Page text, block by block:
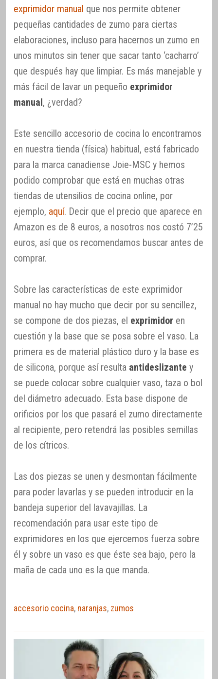
exprimidor manual que nos permite obtener
pequeñas cantidades de zumo para ciertas
elaboraciones, incluso para hacernos un zumo en
unos minutos sin tener que sacar tanto ‘cacharro’
que después hay que limpiar. Es más manejable y
más fácil de lavar un pequeño exprimidor
manual, ¿verdad?
Este sencillo accesorio de cocina lo encontramos
en nuestra tienda (física) habitual, está fabricado
para la marca canadiense Joie-MSC y hemos
podido comprobar que está en muchas otras
tiendas de utensilios de cocina online, por
ejemplo, aquí. Decir que el precio que aparece en
Amazon es de 8 euros, a nosotros nos costó 7’25
euros, así que os recomendamos buscar antes de
comprar.
Sobre las características de este exprimidor
manual no hay mucho que decir por su sencillez,
se compone de dos piezas, el exprimidor en
cuestión y la base que se posa sobre el vaso. La
primera es de material plástico duro y la base es
de silicona, porque así resulta antideslizante y
se puede colocar sobre cualquier vaso, taza o bol
del diámetro adecuado. Esta base dispone de
orificios por los que pasará el zumo directamente
al recipiente, pero retendrá las posibles semillas
de los cítricos.
Las dos piezas se unen y desmontan fácilmente
para poder lavarlas y se pueden introducir en la
bandeja superior del lavavajillas. La
recomendación para usar este tipo de
exprimidores en los que ejercemos fuerza sobre
él y sobre un vaso es que éste sea bajo, pero la
maña de cada uno es la que manda.
accesorio cocina, naranjas, zumos